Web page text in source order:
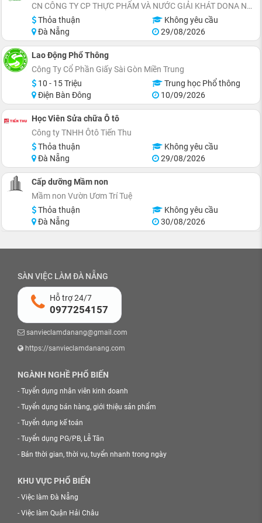
CN CÔNG TY CP THỰC PHẨM VÀ NƯỚC GIẢI KHÁT DONA NEWTOWER
Thỏa thuận
Không yêu cầu
Đà Nẵng
29/08/2026
Lao Động Phổ Thông
Công Ty Cổ Phần Giấy Sài Gòn Miền Trung
10 - 15 Triệu
Trung học Phổ thông
Điện Bàn Đông
10/09/2026
Học Viên Sửa chữa Ô tô
Công ty TNHH Ôtô Tiến Thu
Thỏa thuận
Không yêu cầu
Đà Nẵng
29/08/2026
Cấp dưỡng Mầm non
Mầm non Vườn Ươm Trí Tuệ
Thỏa thuận
Không yêu cầu
Đà Nẵng
30/08/2026
SÀN VIỆC LÀM ĐÀ NẴNG
Hỗ trợ 24/7
0977254157
sanvieclamdanang@gmail.com
https://sanvieclamdanang.com
NGÀNH NGHỀ PHỔ BIẾN
- Tuyển dụng nhân viên kinh doanh
- Tuyển dụng bán hàng, giới thiệu sản phẩm
- Tuyển dụng kế toán
- Tuyển dụng PG/PB, Lễ Tân
- Bán thời gian, thời vụ, tuyển nhanh trong ngày
KHU VỰC PHỔ BIẾN
- Việc làm Đà Nẵng
- Việc làm Quận Hải Châu